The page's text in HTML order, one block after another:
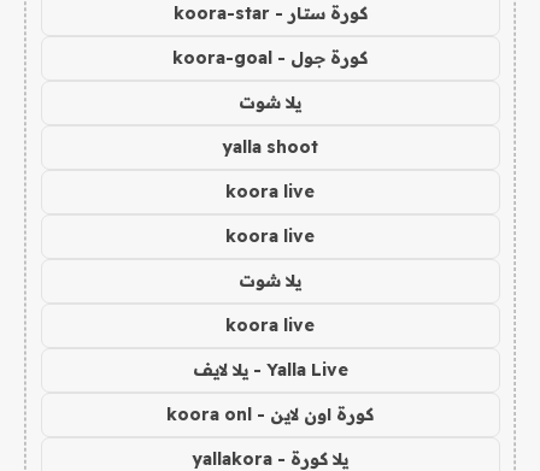
كورة ستار - koora-star
كورة جول - koora-goal
يلا شوت
yalla shoot
koora live
koora live
يلا شوت
koora live
Yalla Live - يلا لايف
كورة اون لاين - koora onl
يلا كورة - yallakora